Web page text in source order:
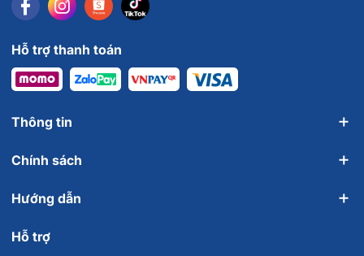
Hỗ trợ thanh toán
Thông tin
Chính sách
Hướng dẫn
Hỗ trợ